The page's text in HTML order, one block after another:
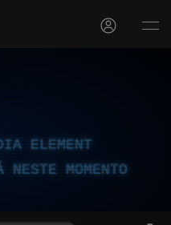
ELEMENT
NESTE MOMENTO